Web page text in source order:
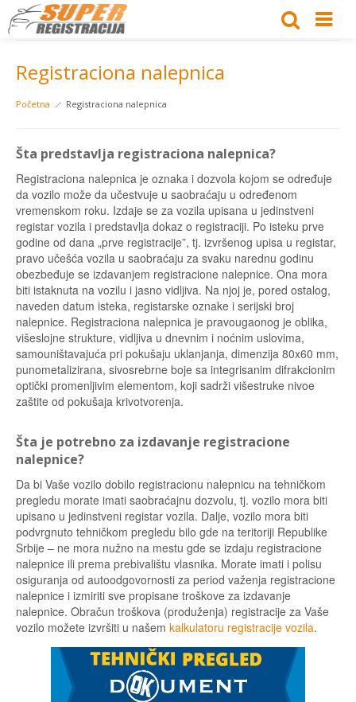
Registraciona nalepnica
Početna Registraciona nalepnica
Šta predstavlja registraciona nalepnica?
Registraciona nalepnica je oznaka i dozvola kojom se određuje
da vozilo može da učestvuje u saobraćaju u određenom
vremenskom roku. Izdaje se za vozila upisana u jedinstveni
registar vozila i predstavlja dokaz o registraciji. Po isteku prve
godine od dana „prve registracije”, tj. izvršenog upisa u registar,
pravo učešća vozila u saobraćaju za svaku narednu godinu
obezbeđuje se izdavanjem registracione nalepnice. Ona mora
biti istaknuta na vozilu i jasno vidljiva. Na njoj je, pored ostalog,
naveden datum isteka, registarske oznake i serijski broj
nalepnice. Registraciona nalepnica je pravougaonog je oblika,
višeslojne strukture, vidljiva u dnevnim i noćnim uslovima,
samouništavajuća pri pokušaju uklanjanja, dimenzija 80x60 mm,
punometalizirana, sivosrebrne boje sa integrisanim difrakcionim
optički promenljivim elementom, koji sadrži višestruke nivoe
zaštite od pokušaja krivotvorenja.
Šta je potrebno za izdavanje registracione
nalepnice?
Da bi Vaše vozilo dobilo registracionu nalepnicu na tehničkom
pregledu morate imati saobraćajnu dozvolu, tj. vozilo mora biti
upisano u jedinstveni registar vozila. Dalje, vozilo mora biti
podvrgnuto tehničkom pregledu bilo gde na teritoriji Republike
Srbije – ne mora nužno na mestu gde se izdaju registracione
nalepnice ili prema prebivalištu vlasnika. Morate imati i polisu
osiguranja od autoodgovornosti za period važenja registracione
nalepnice i izmiriti sve propisane troškove za izdavanje
nalepnice. Obračun troškova (produženja) registracije za Vaše
vozilo možete izvršiti u našem kalkulatoru registracije vozila.